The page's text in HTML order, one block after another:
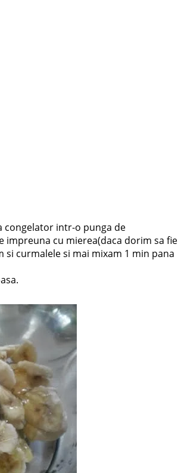
congelator intr-o punga de
impreuna cu mierea(daca dorim sa fie
si curmalele si mai mixam 1 min pana